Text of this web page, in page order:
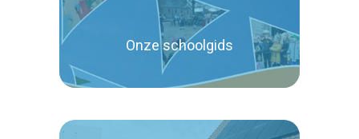
Onze schoolgids